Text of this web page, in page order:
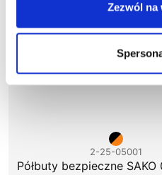
Zezwól na
2-25-05001
Półbuty bezpieczne SAKO